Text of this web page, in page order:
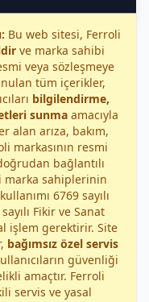
Bu web sitesi, Ferroli
ve marka sahibi
veya sözleşmeye
tüm içerikler,
bilgilendirme,
sunma amacıyla
alan arıza, bakım,
markasının resmi
bağlantılı
marka sahiplerinin
6769 sayılı
Fikir ve Sanat
işlem gerektirir. Site
bağımsız özel servis
güvenliği
amaçtır. Ferroli
servis ve yasal